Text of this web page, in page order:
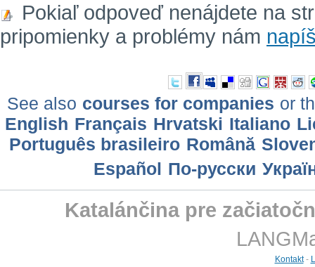
Pokiaľ odpoveď nenájdete na
pripomienky a problémy nám
See also courses for companies or
English Français Hrvatski Italiano
Português brasileiro Română
Еspañol По-русски
Katalánčina pre
Kontakt-